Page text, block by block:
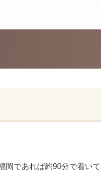
岡であれば約90分で着い